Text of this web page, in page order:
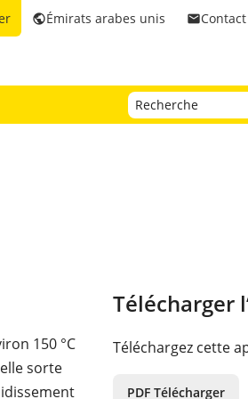
emailContact
publicÉmirats arabes unis
150 °C
sorte
Télécharger
Téléchargez cette
PDF Télécharger